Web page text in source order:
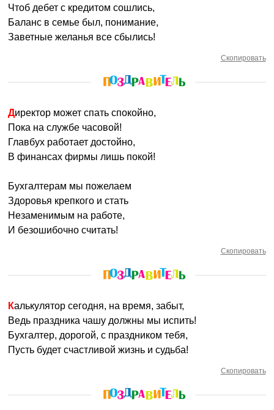
Чтоб дебет с кредитом сошлись,
Баланс в семье был, понимание,
Заветные желанья все сбылись!
Скопировать
Директор может спать спокойно,
Пока на службе часовой!
Главбух работает достойно,
В финансах фирмы лишь покой!
Бухгалтерам мы пожелаем
Здоровья крепкого и стать
Незаменимым на работе,
И безошибочно считать!
Скопировать
Калькулятор сегодня, на время, забыт,
Ведь праздника чашу должны мы испить!
Бухгалтер, дорогой, с праздником тебя,
Пусть будет счастливой жизнь и судьба!
Скопировать